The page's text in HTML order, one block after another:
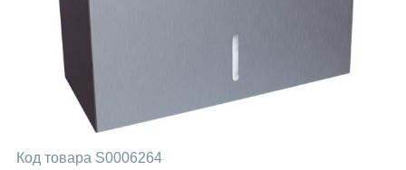
Код товара S0006264